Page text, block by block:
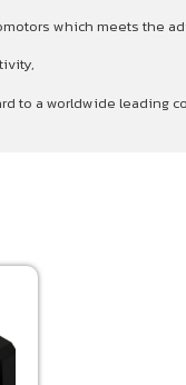
which meets the
to a worldwide leading